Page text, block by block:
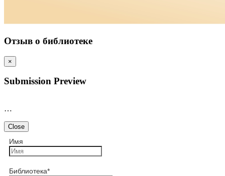
Отзыв о библиотеке
×
Submission Preview
…
Close
Имя
Библиотека*